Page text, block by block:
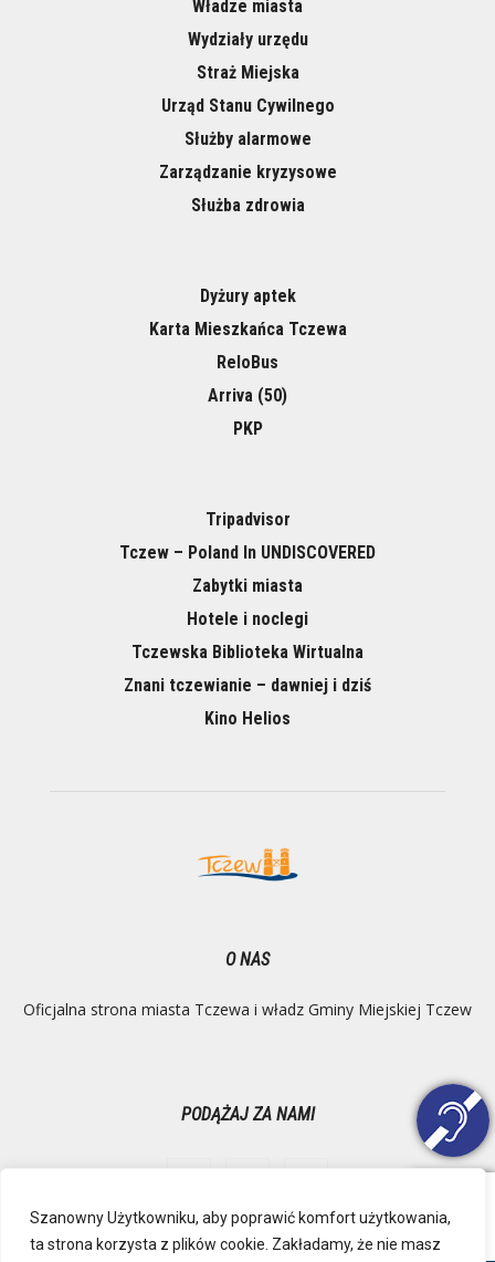
Szanowny Użytkowniku, aby poprawić komfort użytkowania,
ta strona korzysta z plików cookie. Zakładamy, że nie masz
Władze miasta
Wydziały urzędu
Straż Miejska
Urząd Stanu Cywilnego
Służby alarmowe
Zarządzanie kryzysowe
Służba zdrowia
Dyżury aptek
Karta Mieszkańca Tczewa
ReloBus
Arriva (50)
PKP
Tripadvisor
Tczew – Poland In UNDISCOVERED
Zabytki miasta
Hotele i noclegi
Tczewska Biblioteka Wirtualna
Znani tczewianie – dawniej i dziś
Kino Helios
O NAS
Oficjalna strona miasta Tczewa i władz Gminy Miejskiej Tczew
PODĄŻAJ ZA NAMI